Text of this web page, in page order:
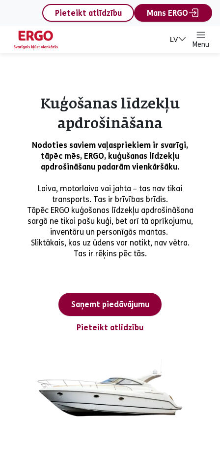
content
Pieteikt atlīdzību
Mans ERGO
LV
Menu
Kuģošanas līdzekļu
apdrošināšana
Nodoties saviem vaļaspriekiem ir svarīgi,
tāpēc mēs, ERGO, kuģušanas līdzekļu
apdrošināšanu padarām vienkāršāku.
Laiva, motorlaiva vai jahta – tas nav tikai
transports. Tas ir brīvības brīdis.
Tāpēc ERGO kuģošanas līdzekļu apdrošināšana
sargā ne tikai pašu kuģi, bet arī tā aprīkojumu,
inventāru un personīgās mantas.
Sliktākais, kas uz ūdens var notikt, nav vētra.
Tas ir rēķins pēc tās.
Saņemt piedāvājumu
Pieteikt atlīdzību